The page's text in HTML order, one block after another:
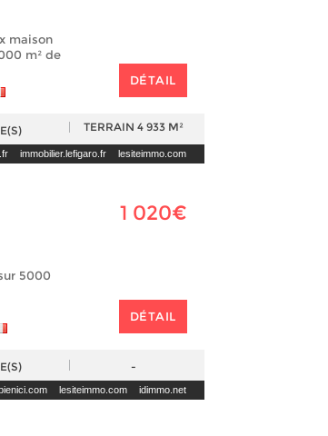
maison
m² de
DÉTAIL
TERRAIN 4 933 M²
immobilier.lefigaro.fr lesiteimmo.com
1 020€
5000
DÉTAIL
-
lesiteimmo.com idimmo.net